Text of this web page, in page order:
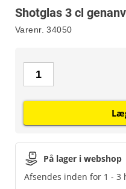
Shotglas 3 cl
Varenr. 34050
På lager i webshop
Afsendes inden for 1 - 3